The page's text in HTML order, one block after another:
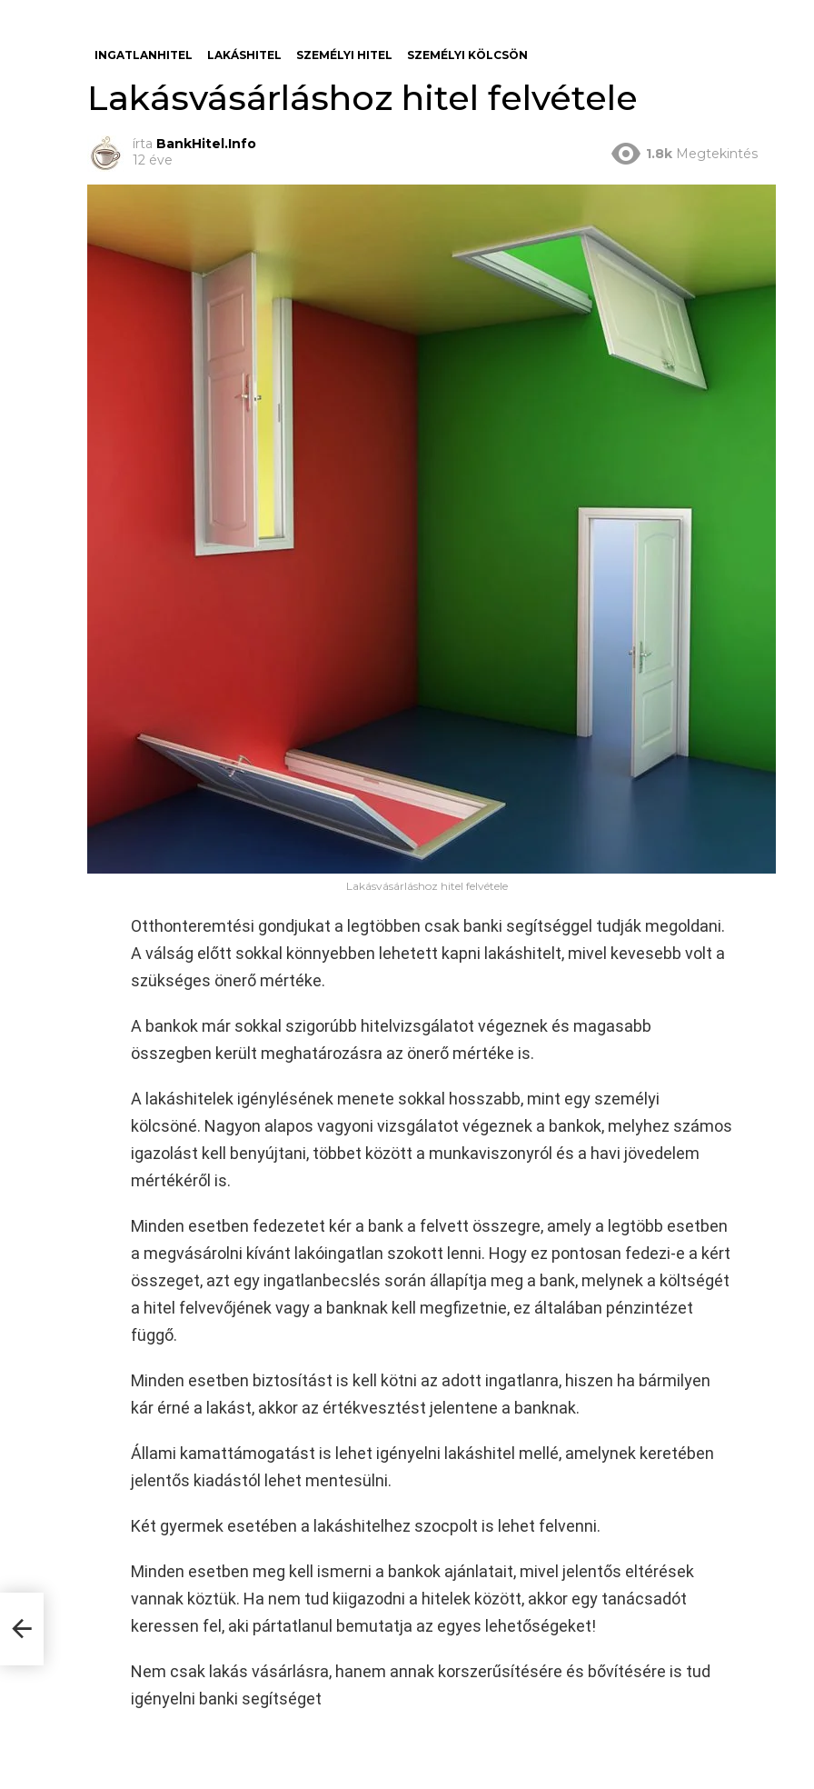
INGATLANHITEL LAKÁSHITEL SZEMÉLYI HITEL SZEMÉLYI KÖLCSÖN
Lakásvásárláshoz hitel felvétele
írta BankHitel.Info
12 éve
1.8k Megtekintés
Lakásvásárláshoz hitel felvétele
Otthonteremtési gondjukat a legtöbben csak banki segítséggel tudják megoldani.
A válság előtt sokkal könnyebben lehetett kapni lakáshitelt, mivel kevesebb volt a
szükséges önerő mértéke.
A bankok már sokkal szigorúbb hitelvizsgálatot végeznek és magasabb
összegben került meghatározásra az önerő mértéke is.
A lakáshitelek igénylésének menete sokkal hosszabb, mint egy személyi
kölcsöné. Nagyon alapos vagyoni vizsgálatot végeznek a bankok, melyhez számos
igazolást kell benyújtani, többet között a munkaviszonyról és a havi jövedelem
mértékéről is.
Minden esetben fedezetet kér a bank a felvett összegre, amely a legtöbb esetben
a megvásárolni kívánt lakóingatlan szokott lenni. Hogy ez pontosan fedezi-e a kért
összeget, azt egy ingatlanbecslés során állapítja meg a bank, melynek a költségét
a hitel felvevőjének vagy a banknak kell megfizetnie, ez általában pénzintézet
függő.
Minden esetben biztosítást is kell kötni az adott ingatlanra, hiszen ha bármilyen
kár érné a lakást, akkor az értékvesztést jelentene a banknak.
Állami kamattámogatást is lehet igényelni lakáshitel mellé, amelynek keretében
jelentős kiadástól lehet mentesülni.
Két gyermek esetében a lakáshitelhez szocpolt is lehet felvenni.
Minden esetben meg kell ismerni a bankok ajánlatait, mivel jelentős eltérések
vannak köztük. Ha nem tud kiigazodni a hitelek között, akkor egy tanácsadót
keressen fel, aki pártatlanul bemutatja az egyes lehetőségeket!
Nem csak lakás vásárlásra, hanem annak korszerűsítésére és bővítésére is tud
igényelni banki segítséget